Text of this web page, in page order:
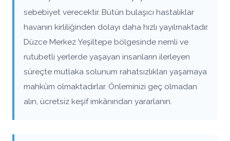
sebebiyet verecektir. Bütün bulaşıcı hastalıklar
havanın kirliliğinden dolayı daha hızlı yayılmaktadır.
Düzce Merkez Yeşiltepe bölgesinde nemli ve
rutubetli yerlerde yaşayan insanların ilerleyen
süreçte mutlaka solunum rahatsızlıkları yaşamaya
mahkûm olmaktadırlar. Önleminizi geç olmadan
alın, ücretsiz keşif imkânından yararlanın.